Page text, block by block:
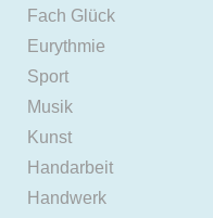
Fach Glück
Eurythmie
Sport
Musik
Kunst
Handarbeit
Handwerk